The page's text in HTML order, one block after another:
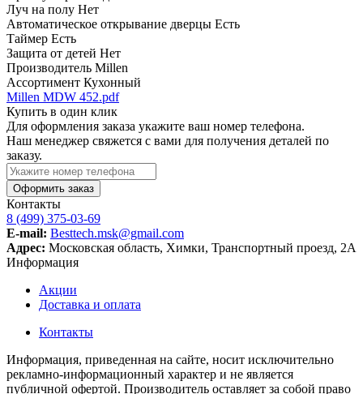
Луч на полу Нет
Автоматическое открывание дверцы Есть
Таймер Есть
Защита от детей Нет
Производитель Millen
Ассортимент Кухонный
Millen MDW 452.pdf
Купить в один клик
Для оформления заказа укажите ваш номер телефона.
Наш менеджер свяжется с вами для получения деталей по
заказу.
Оформить заказ
Контакты
8 (499) 375-03-69
E-mail: Besttech.msk@gmail.com
Адрес: Московская область, Химки, Транспортный проезд, 2А
Информация
Акции
Доставка и оплата
Контакты
Информация, приведенная на сайте, носит исключительно
рекламно-информационный характер и не является
публичной офертой. Производитель оставляет за собой право